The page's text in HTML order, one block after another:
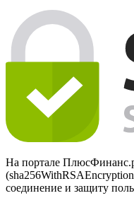
На портале
соединение и защиту